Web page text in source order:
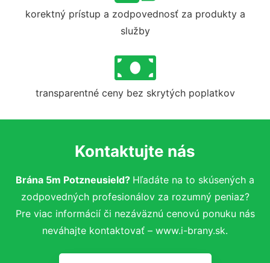
korektný prístup a zodpovednosť za produkty a
služby
transparentné ceny bez skrytých poplatkov
Kontaktujte nás
Brána 5m Potzneusield? Hľadáte na to skúsených a
zodpovedných profesionálov za rozumný peniaz?
Pre viac informácií či nezáväznú cenovú ponuku nás
neváhajte kontaktovať – www.i-brany.sk.